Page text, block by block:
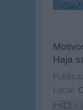
Haja
Local: